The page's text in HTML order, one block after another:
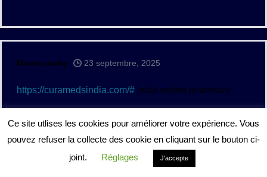
Monteunaby 23 septembre, 2025
https://curamedsindia.com/# india online pharmacy
23 septembre, 2025
Ce site utlises les cookies pour améliorer votre expérience. Vous
pouvez refuser la collecte des cookie en cliquant sur le bouton ci-
joint.
Réglages J'accepte